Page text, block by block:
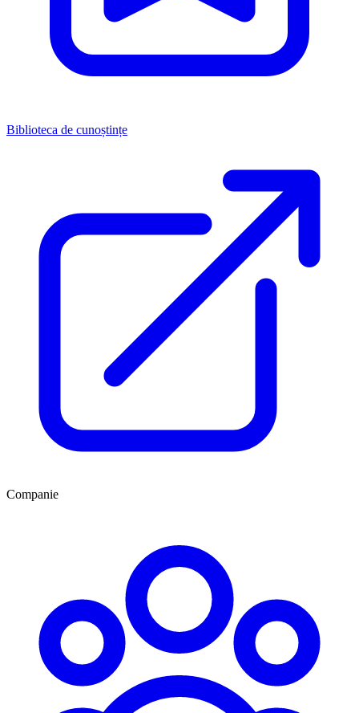
Biblioteca de cunoștințe
Companie